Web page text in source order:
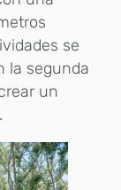
se
la segunda
un